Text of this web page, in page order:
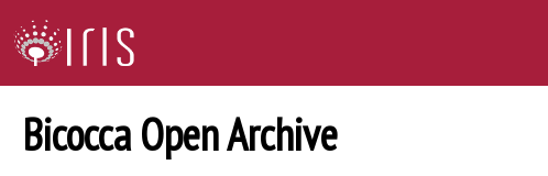
Bicocca Open Archive